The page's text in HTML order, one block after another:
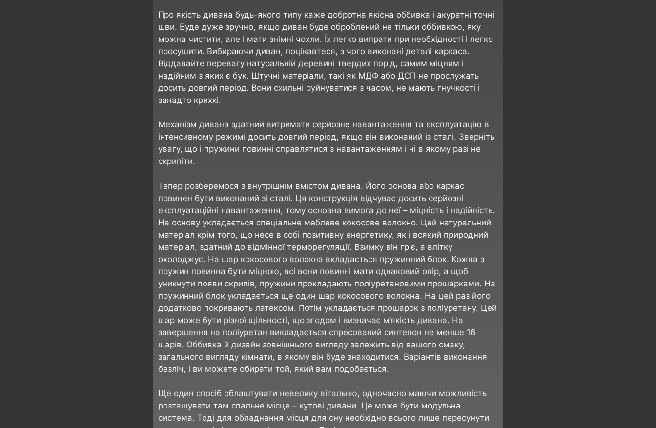
Про якість дивана будь-якого типу каже добротна якісна оббивка і акуратні точні
шви. Буде дуже зручно, якщо диван буде оброблений не тільки оббивкою, яку
можна чистити, але і мати знімні чохли. Їх легко випрати при необхідності і легко
просушити. Вибираючи диван, поцікавтеся, з чого виконані деталі каркаса.
Віддавайте перевагу натуральній деревині твердих порід, самим міцним і
надійним з яких є бук. Штучні матеріали, такі як МДФ або ДСП не прослужать
досить довгий період. Вони схильні руйнуватися з часом, не мають гнучкості і
занадто крихкі.
Механізм дивана здатний витримати серйозне навантаження та експлуатацію в
інтенсивному режимі досить довгий період, якщо він виконаний із сталі. Зверніть
увагу, що і пружини повинні справлятися з навантаженням і ні в якому разі не
скрипіти.
Тепер розберемося з внутрішнім вмістом дивана. Його основа або каркас
повинен бути виконаний зі сталі. Ця конструкція відчуває досить серйозні
експлуатаційні навантаження, тому основна вимога до неї – міцність і надійність.
На основу укладається спеціальне меблеве кокосове волокно. Цей натуральний
матеріал крім того, що несе в собі позитивну енергетику, як і всякий природний
матеріал, здатний до відмінної терморегуляції. Взимку він гріє, а влітку
охолоджує. На шар кокосового волокна вкладається пружинний блок. Кожна з
пружин повинна бути міцною, всі вони повинні мати однаковий опір, а щоб
уникнути появи скрипів, пружини прокладають поліуретановими прошарками. На
пружинний блок укладається ще один шар кокосового волокна. На цей раз його
додатково покривають латексом. Потім укладається прошарок з поліуретану. Цей
шар може бути різної щільності, що згодом і визначає м’якість дивана. На
завершення на поліуретан викладається спресований синтепон не менше 16
шарів. Оббивка й дизайн зовнішнього вигляду залежить від вашого смаку,
загального вигляду кімнати, в якому він буде знаходитися. Варіантів виконання
безліч, і ви можете обирати той, який вам подобається.
Ще один спосіб облаштувати невелику вітальню, одночасно маючи можливість
розташувати там спальне місце – кутові дивани. Це може бути модульна
система. Тоді для обладнання місця для сну необхідно всього лише пересунути